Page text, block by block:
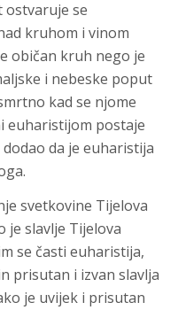
se
kruhom i vinom
običan kruh nego je
i nebeske poput
kad se njome
euharistijom postaje
da je euharistija
svetkovine Tijelova
je slavlje Tijelova
se časti euharistija,
prisutan i izvan slavlja
je uvijek i prisutan